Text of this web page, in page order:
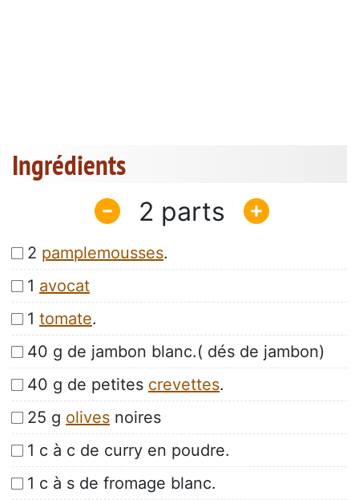
Ingrédients
2
2 pamplemousses.
1 avocat
1 tomate.
40 g de jambon blanc.( dés de jambon)
40 g de petites crevettes.
25 g olives noires
1 c à c de curry en poudre.
1 c à s de fromage blanc.